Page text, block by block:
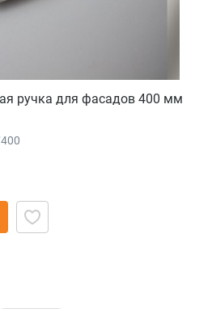
ручка для фасадов 400 мм